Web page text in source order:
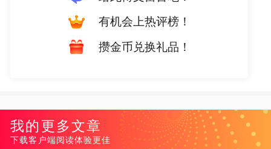
有机会上热评榜！
攒金币兑换礼品！
我的更多文章
下载客户端阅读体验更佳